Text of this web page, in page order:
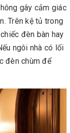
gây cảm giác
Trên kệ tủ trong
đèn bàn hay
ngôi nhà có lối
đèn chùm để